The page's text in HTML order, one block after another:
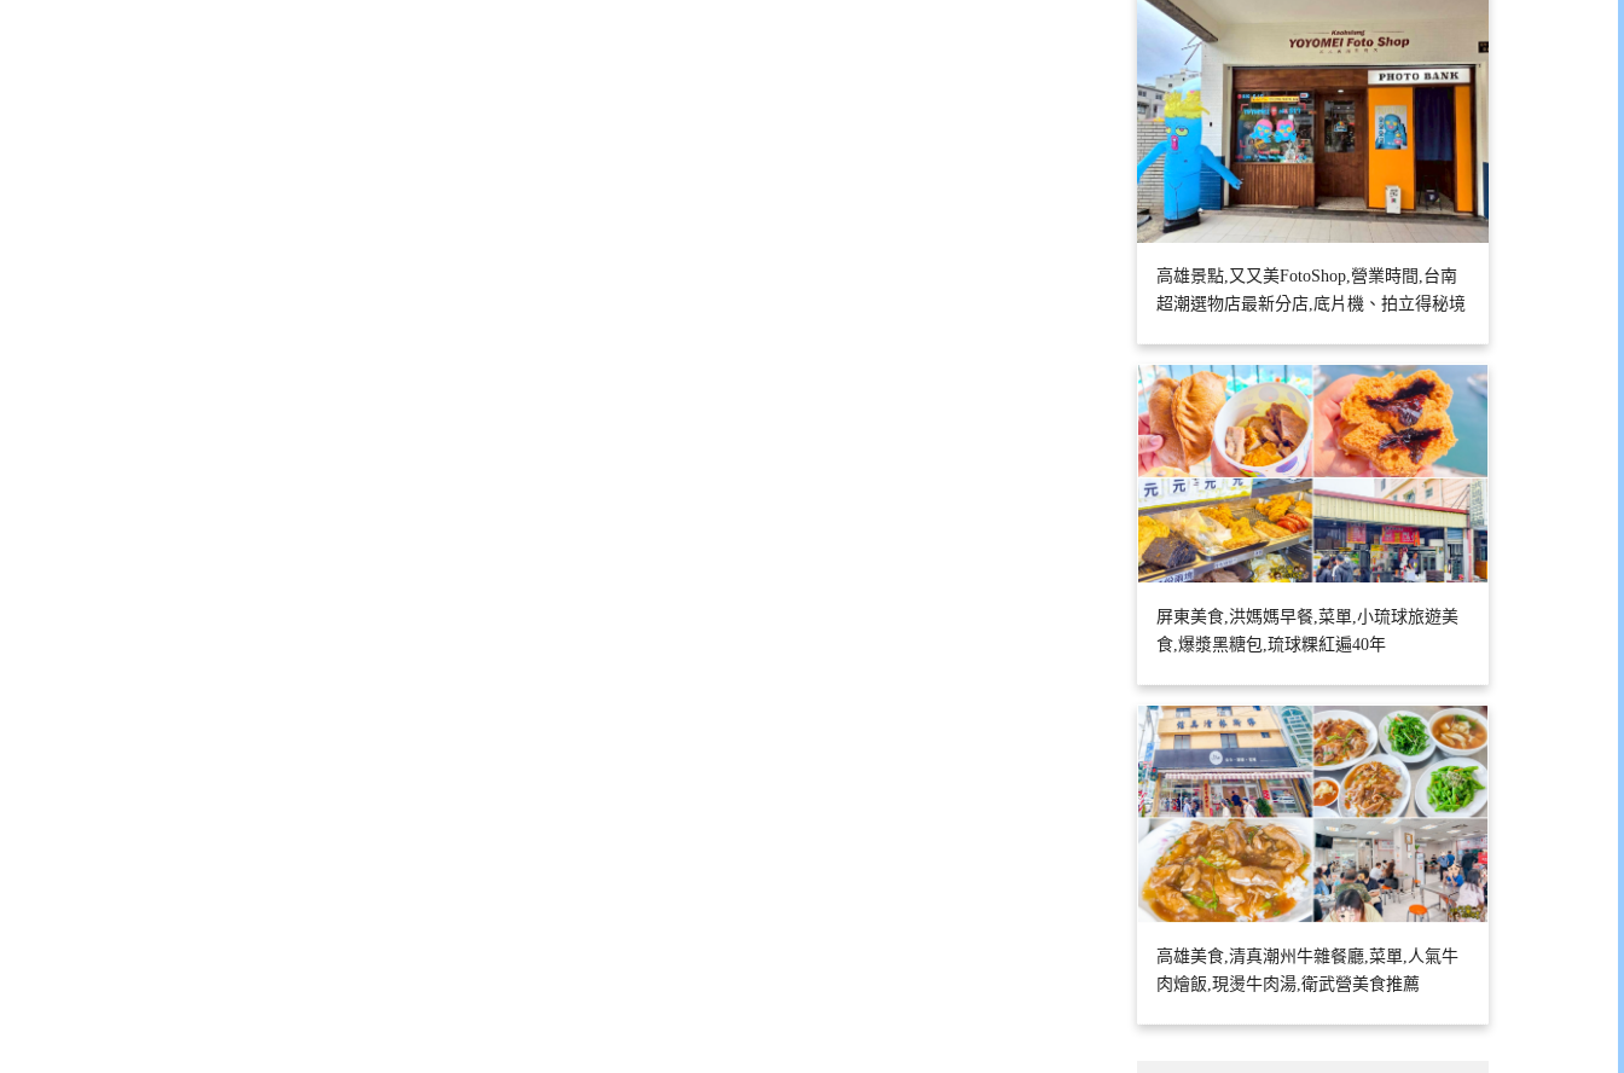
高雄景點,又又美FotoShop,營業時間,台南
超潮選物店最新分店,底片機、拍立得秘境
屏東美食,洪媽媽早餐,菜單,小琉球旅遊美
食,爆漿黑糖包,琉球粿紅遍40年
高雄美食,清真潮州牛雜餐廳,菜單,人氣牛
肉燴飯,現燙牛肉湯,衛武營美食推薦